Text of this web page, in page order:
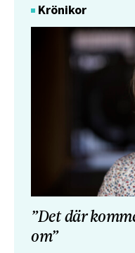
Krönikor
”Det där
om”